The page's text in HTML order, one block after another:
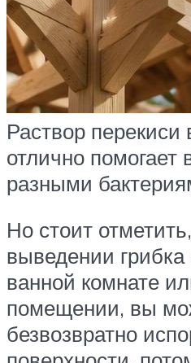
Раствор перекиси
отлично помогает
разными
Но стоит
выведении грибка
ванной комнате
помещении, вы
безвозвратно